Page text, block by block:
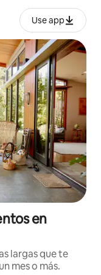
Use app
en
largas que te
mes o más.